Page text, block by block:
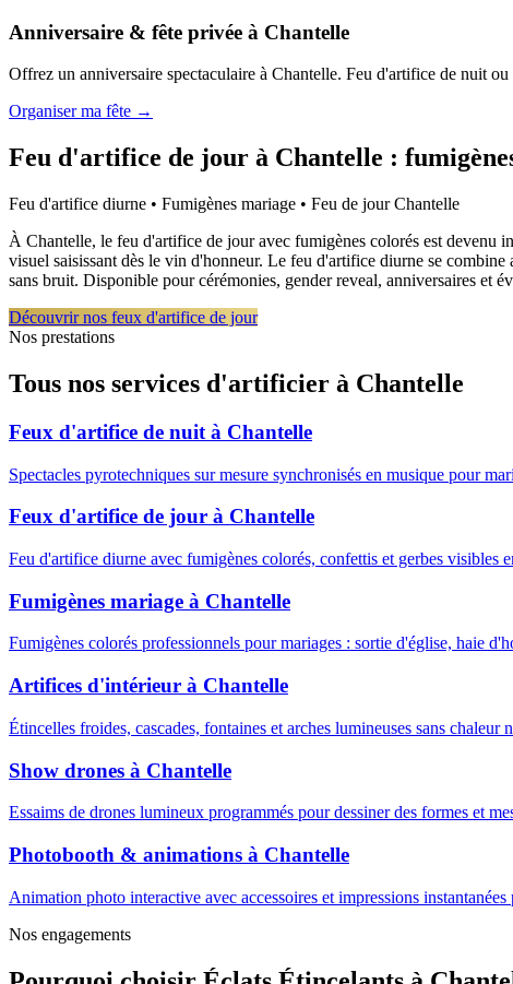
Anniversaire & fête privée à Chantelle
Offrez un anniversaire spectaculaire à Chantelle. Feu d'artifice de nuit
Organiser ma fête →
Feu d'artifice de jour à Chantelle :
Feu d'artifice diurne • Fumigènes mariage • Feu de jourChantelle
À Chantelle, le feu d'artifice de jour avec fumigènes colorés est devenu
visuel saisissant dès le vin d'honneur. Le feu d'artifice diurne se
sans bruit. Disponible pour cérémonies, gender reveal, anniversaires et
Découvrir nos feux d'artifice de jour
Nos prestations
Tous nos services d'artificier à Chantelle
Feux d'artifice de nuit à Chantelle
Spectacles pyrotechniques sur mesure synchronisés en musique pour
Feux d'artifice de jour à Chantelle
Feu d'artifice diurne avec fumigènes colorés, confettis et gerbes visibles
Fumigènes mariage à Chantelle
Fumigènes colorés professionnels pour mariages : sortie d'église, haie
Artifices d'intérieur à Chantelle
Étincelles froides, cascades, fontaines et arches lumineuses sans
Show drones à Chantelle
Essaims de drones lumineux programmés pour dessiner des formes et
Photobooth & animations à Chantelle
Animation photo interactive avec accessoires et impressions
Nos engagements